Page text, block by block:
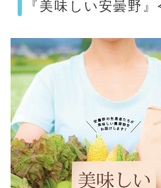
『美味しい安曇野